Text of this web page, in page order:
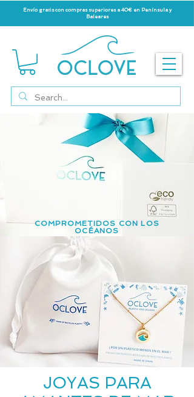
Envío gratis con compras superiores a 40€ en Península y
Baleares
COMPROMETIDOS CON LOS
OCÉANOS
JOYAS PARA